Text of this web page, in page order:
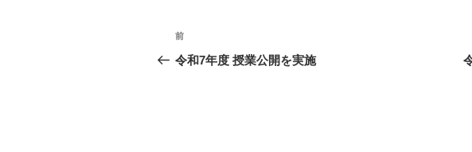
投
稿
前
の
前
令和7年度 授業公開を実施